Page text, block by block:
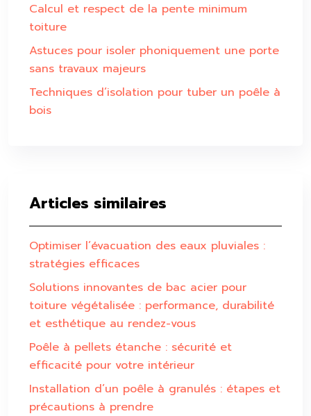
Calcul et respect de la pente minimum
toiture
Astuces pour isoler phoniquement une porte
sans travaux majeurs
Techniques d’isolation pour tuber un poêle à
bois
Articles similaires
Optimiser l’évacuation des eaux pluviales :
stratégies efficaces
Solutions innovantes de bac acier pour
toiture végétalisée : performance, durabilité
et esthétique au rendez-vous
Poêle à pellets étanche : sécurité et
efficacité pour votre intérieur
Installation d’un poêle à granulés : étapes et
précautions à prendre